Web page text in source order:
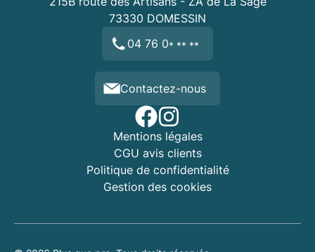
73330 DOMESSIN
04 76 0* ** **
Contactez-nous
Mentions légales
CGU avis clients
Politique de confidentialité
Gestion des cookies